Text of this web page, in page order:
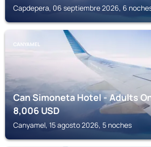
Capdepera, 06 septiembre 2026, 6
CANYAMEL
Can Simoneta Hotel - Adults
8,006 USD
Canyamel, 15 agosto 2026, 5 noches